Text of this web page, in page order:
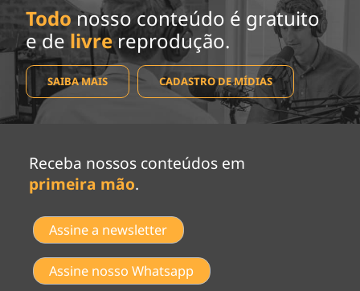
Todo nosso conteúdo é gratuito
e de livrereprodução.
SAIBA MAIS CADASTRO DE MÍDIAS
Receba nossos conteúdos em
primeira mão.
Assine a newsletter
Assine nosso Whatsapp